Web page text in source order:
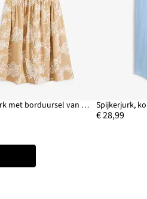
Tuniekjurk met borduursel van soepele viscose Spijkerjurk,
€ 28,99